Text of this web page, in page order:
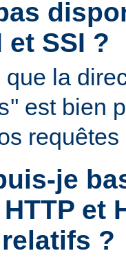
SSI ?
la
'' est bien
requêtes
je
et
?